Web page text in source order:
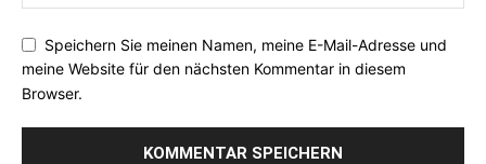
Speichern Sie meinen Namen, meine E-Mail-Adresse und
meine Website für den nächsten Kommentar in diesem
Browser.